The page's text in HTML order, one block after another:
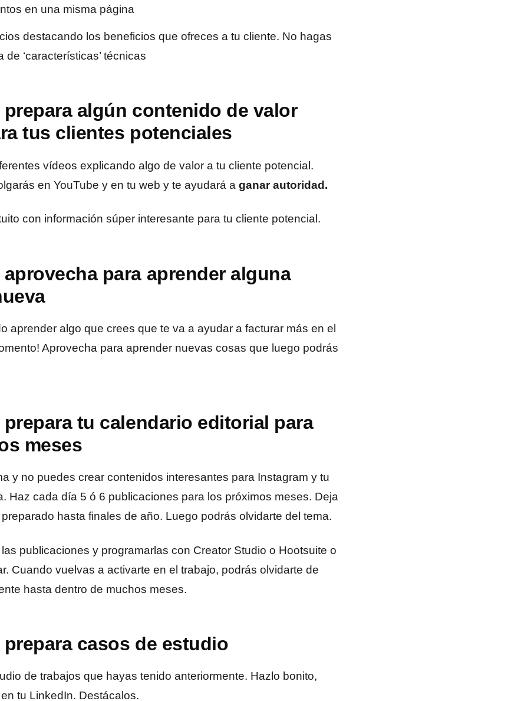
en una misma página
destacando los beneficios que ofreces a tu cliente. No hagas
‘características’ técnicas
algún contenido de valor
tus clientes potenciales
vídeos explicando algo de valor a tu cliente potencial.
en YouTube y en tu web y te ayudará a ganar autoridad.
con información súper interesante para tu cliente potencial.
para aprender alguna
aprender algo que crees que te va a ayudar a facturar más en el
Aprovecha para aprender nuevas cosas que luego podrás
tu calendario editorial para
meses
y no puedes crear contenidos interesantes para Instagram y tu
Haz cada día 5 ó 6 publicaciones para los próximos meses. Deja
hasta finales de año. Luego podrás olvidarte del tema.
publicaciones y programarlas con Creator Studio o Hootsuite o
Cuando vuelvas a activarte en el trabajo, podrás olvidarte de
hasta dentro de muchos meses.
casos de estudio
de trabajos que hayas tenido anteriormente. Hazlo bonito,
tu LinkedIn. Destácalos.